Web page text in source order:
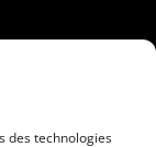
des technologies